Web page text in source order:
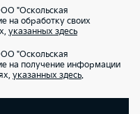
"Оскольская
на обработку своих
указанных здесь
"Оскольская
на получение информации
указанных здесь.